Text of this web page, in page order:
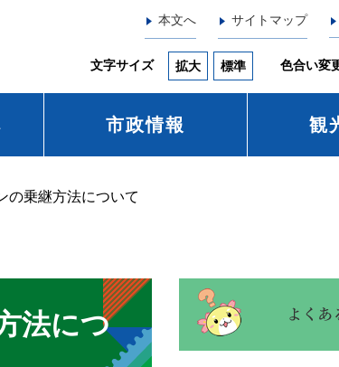
本文へ サイトマップ
文字サイズ 拡大 標準 色合い変
市政情報 観
の乗継方法について
法につ